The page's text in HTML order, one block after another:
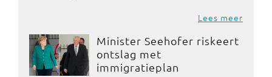
Lees meer
Minister Seehofer riskeert
ontslag met
immigratieplan